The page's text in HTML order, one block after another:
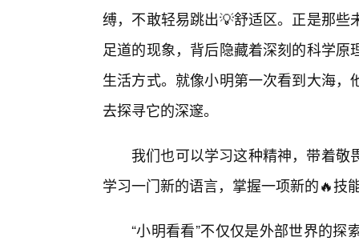
缚，不敢轻易跳出💡舒适区。正是那
足道的现象，背后隐藏着深刻的科学
生活方式。就像小明第一次看到大海
去探寻它的深邃。
我们也可以学习这种精神，带着
学习一门新的语言，掌握一项新的🔥技
“小明看看”不仅仅是外部世界的